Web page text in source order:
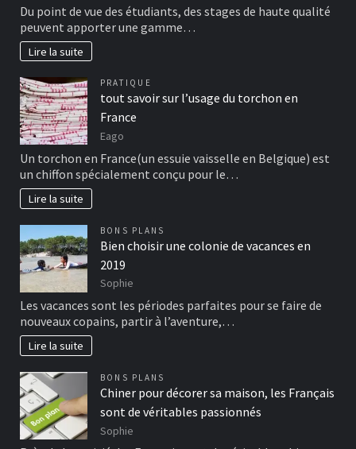
Du point de vue des étudiants, des stages de haute qualité
peuvent apporter une gamme…
Lire la suite
PRATIQUE
tout savoir sur l’usage du torchon en
France
Eago
Un torchon en France(un essuie vaisselle en Belgique) est
un chiffon spécialement conçu pour le…
Lire la suite
BONS PLANS
Bien choisir une colonie de vacances en
2019
Sophie
Les vacances sont les périodes parfaites pour se faire de
nouveaux copains, partir à l’aventure,…
Lire la suite
BONS PLANS
Chiner pour décorer sa maison, les Français
sont de véritables passionnés
Sophie